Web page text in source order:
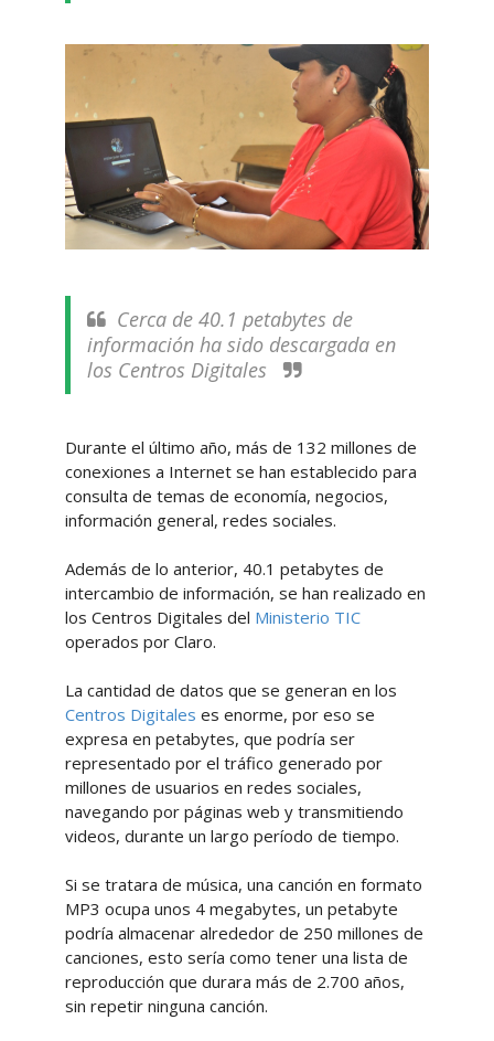
Cerca de 40.1 petabytes de
información ha sido descargada en
los Centros Digitales
Durante el último año, más de 132 millones de
conexiones a Internet se han establecido para
consulta de temas de economía, negocios,
información general, redes sociales.
Además de lo anterior, 40.1 petabytes de
intercambio de información, se han realizado en
los Centros Digitales del Ministerio TIC
operados por Claro.
La cantidad de datos que se generan en los
Centros Digitales es enorme, por eso se
expresa en petabytes, que podría ser
representado por el tráfico generado por
millones de usuarios en redes sociales,
navegando por páginas web y transmitiendo
videos, durante un largo período de tiempo.
Si se tratara de música, una canción en formato
MP3 ocupa unos 4 megabytes, un petabyte
podría almacenar alrededor de 250 millones de
canciones, esto sería como tener una lista de
reproducción que durara más de 2.700 años,
sin repetir ninguna canción.